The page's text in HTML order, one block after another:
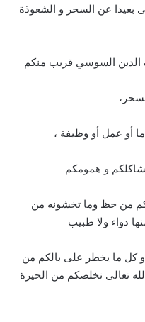
بعيدا عن السحر و الشعوذة
الدين السوسي قريب منكم
أو عمل أو وظيفة ،
و همومكم
من حظ وما تخشونه من
دواء ولا طبيب
كل ما يخطر على بالكم من
تعالى نخلصكم من الحيرة